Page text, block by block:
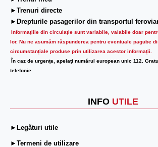
►Trenuri directe
►Drepturile pasagerilor din transportul
Informaţiile din circulaţie sunt variabile, valabile doar
lor. Nu ne asumăm răspunderea pentru eventuale pagube
circumstanțiale produse prin utilizarea acestor informații.
În caz de urgenţe, apelaţi numărul european unic 112.
telefonie.
INFO UTILE
►Legături utile
►Termeni de utilizare